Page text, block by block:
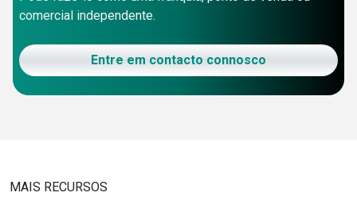
comercial independente.
Entre em contacto connosco
MAIS RECURSOS